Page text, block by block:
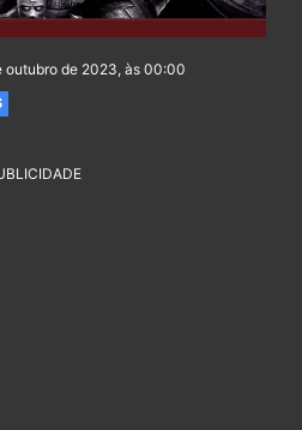
outubro de 2023, às 00:00